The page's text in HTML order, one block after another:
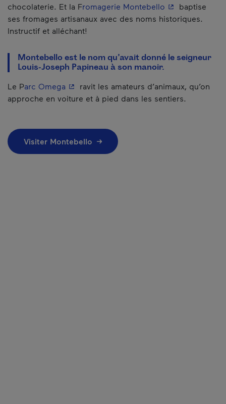
chocolaterie. Et la Fromagerie Montebello - Cet hyperlien
baptise
ses fromages artisanaux avec des noms historiques.
Instructif et alléchant!
Montebello est le nom qu’avait donné le seigneur
Louis-Joseph Papineau à son manoir.
Le Parc Omega - Cet hyperlien s'ouvrira dans une
ravit les amateurs d’animaux, qu’on
approche en voiture et à pied dans les sentiers.
Visiter Montebello